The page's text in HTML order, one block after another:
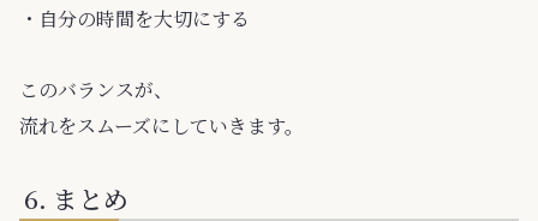
・自分の時間を大切にする
このバランスが、
流れをスムーズにしていきます。
まとめ